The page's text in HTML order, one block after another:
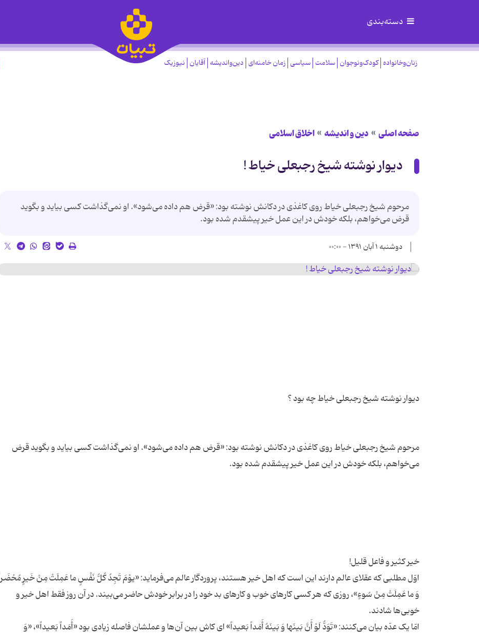
دسته‌بندی
زنان‌وخانواده کودک‌ونوجوان سلامت سیاسی زمان خامنه‌ای دین‌واندیشه آقایان نیوزیک
صفحه اصلی دین و اندیشه اخلاق اسلامی
دیوار نوشته شیخ رجبعلی خیاط !
مرحوم شیخ رجبعلی خیاط روی کاغذی در دکانش نوشته بود: «قرض هم داده می‌شود». او نمی‌گذاشت کسی بیاید و بگوید
قرض می‌خواهم، بلکه خودش در این عمل خیر پیشقدم شده بود.
دوشنبه ۱ آبان ۱۳۹۱ - ۰۰:۰۰
مرحوم شیخ رجبعلی خیاط روی کاغذی در دکانش نوشته بود: «قرض هم داده می‌شود». او نمی‌گذاشت کسی بیاید و بگوید قرض
اوّل مطلبی که عقلای عالم دارند این است که اهل خیر هستند، پروردگار عالم می‌فرماید: «یوْمَ تَجِدُ کُلُّ نَفْسٍ ما عَمِلَتْ مِنْ خَیرٍ
وَ ما عَمِلَتْ مِنْ سُوءٍ»، روزی که هر کسی کارهای خوب و کارهای بد خود را در برابر خودش حاضر می‌بیند. در آن روز فقط اهل خیر و
امّا یک عدّه بیان می‌کنند: «تَوَدُّ لَوْ أَنَّ بَینَها وَ بَینَهُ أَمَداً بَعیداً» ای کاش بین آن‌ها و عملشان فاصله زیادی بود «أَمَداً بَعیداً»، «وَ